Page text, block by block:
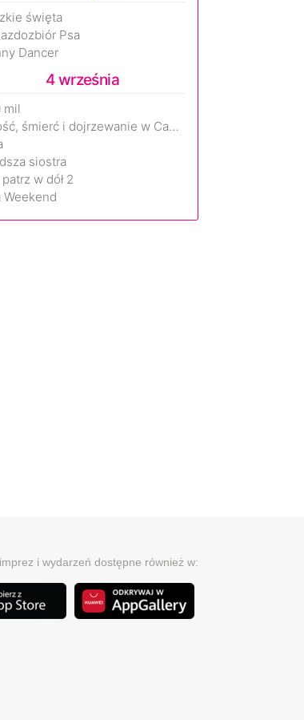
święta
Psa
Dancer
4 września
mil
Miłość, śmierć i dojrzewanie w Camp Miasma
siostra
w dół 2
Weekend
i wydarzeń dostępne również w: